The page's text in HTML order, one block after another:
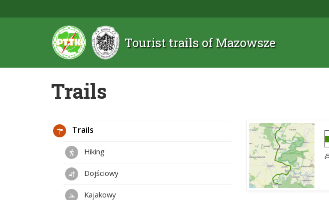
Tourist trails of Mazowsze
Trails
Trails
Hiking
Dojściowy
Kajakowy